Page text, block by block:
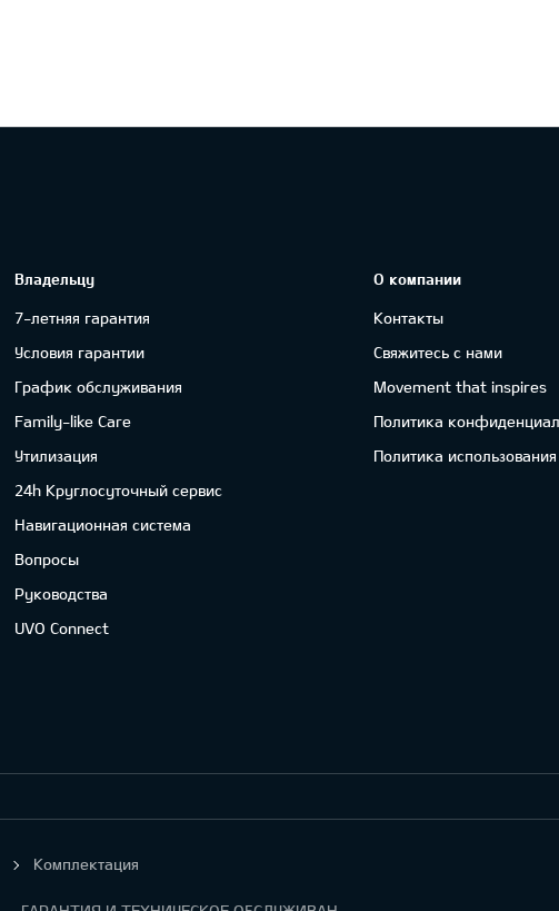
Владельцу
7-летняя гарантия
Условия гарантии
График обслуживания
Family-like Care
Утилизация
24h Круглосуточный сервис
Навигационная система
Вопросы
Руководства
UVO Connect
О компании
Контакты
Свяжитесь с нами
Movement that inspires
Политика
Политика
Комплектация